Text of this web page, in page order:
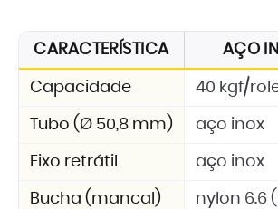
CARACTERÍSTICA AÇO
Capacidade 40 kgf/
Tubo (Ø 50,8 mm) aço inox
Eixo retrátil aço inox
Bucha (mancal) nylon 6.6